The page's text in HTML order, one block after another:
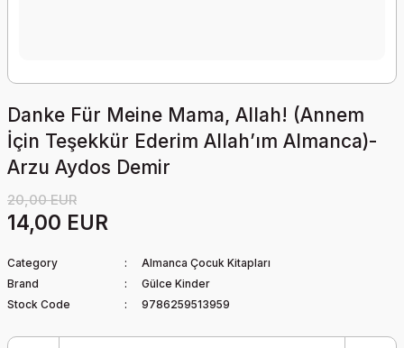
Danke Für Meine Mama, Allah! (Annem
İçin Teşekkür Ederim Allah’ım Almanca)-
Arzu Aydos Demir
20,00 EUR
14,00 EUR
Category
Almanca Çocuk Kitapları
Brand
Gülce Kinder
Stock Code
9786259513959